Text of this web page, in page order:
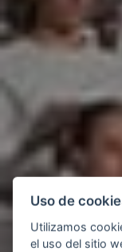
Uso de
Utilizamos
el uso del sitio